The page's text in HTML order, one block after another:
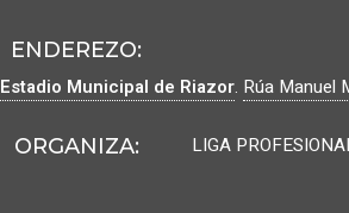
ENDEREZO:
Estadio Municipal de Riazor. Rúa Manuel
ORGANIZA: LIGA